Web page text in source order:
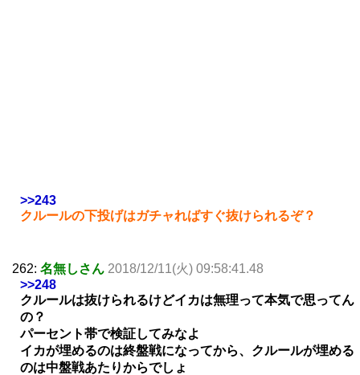
>>243
クルールの下投げはガチャればすぐ抜けられるぞ？
262: 名無しさん 2018/12/11(火) 09:58:41.48
>>248
クルールは抜けられるけどイカは無理って本気で思ってん
の？
パーセント帯で検証してみなよ
イカが埋めるのは終盤戦になってから、クルールが埋める
のは中盤戦あたりからでしょ